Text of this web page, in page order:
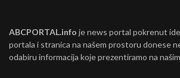
ABCPORTAL.info je news portal pokrenut
portala i stranica na našem prostoru donese
odabiru informacija koje prezentiramo na